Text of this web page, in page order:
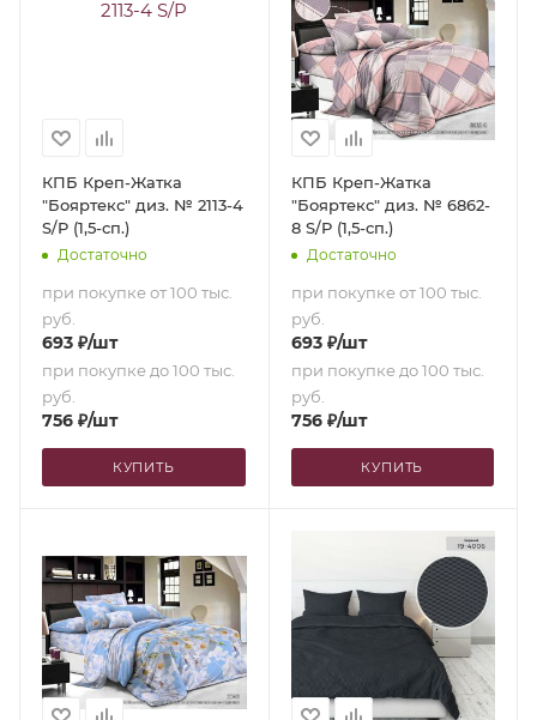
КПБ Креп-Жатка
"Бояртекс" диз. № 2113-4
S/P (1,5-сп.)
Достаточно
при покупке от 100 тыс.
руб.
693 ₽/шт
при покупке до 100 тыс.
руб.
756 ₽/шт
КУПИТЬ
КПБ Креп-Жатка
"Бояртекс" диз. № 6862-
8 S/P (1,5-сп.)
Достаточно
при покупке от 100 тыс.
руб.
693₽/шт
при покупке до 100 тыс.
руб.
756₽/шт
КУПИТЬ